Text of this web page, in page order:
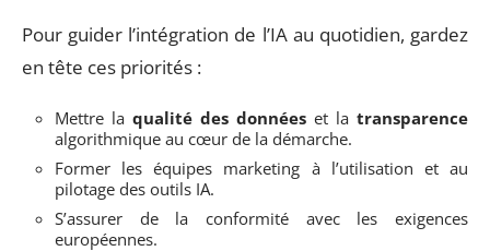
Pour guider l’intégration de l’IA au quotidien, gardez
en tête ces priorités :
Mettre la qualité des données et la transparence
algorithmique au cœur de la démarche.
Former les équipes marketing à l’utilisation et au
pilotage des outils IA.
S’assurer de la conformité avec les exigences
européennes.